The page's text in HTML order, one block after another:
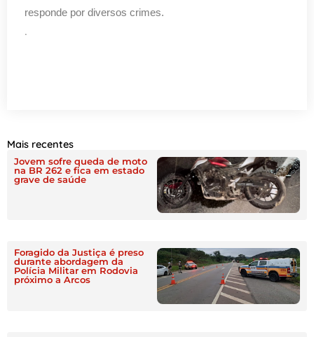
responde por diversos crimes.
.
Mais recentes
Jovem sofre queda de moto
na BR 262 e fica em estado
grave de saúde
Foragido da Justiça é preso
durante abordagem da
Polícia Militar em Rodovia
próximo a Arcos